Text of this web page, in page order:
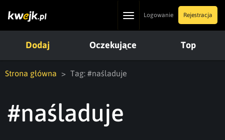
ToggleLogowanie Rejestracja
Dodaj Oczekujące Top
Strona główna Tag: #naśladuje
#naśladuje